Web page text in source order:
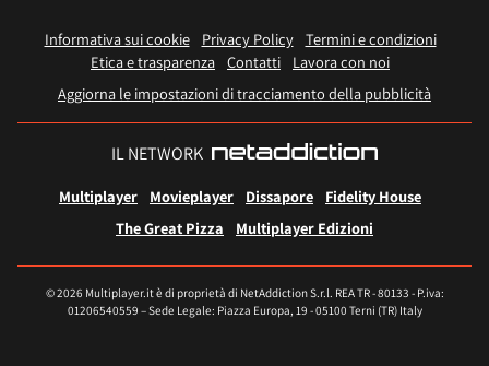
Informativa sui cookie Privacy Policy
Termini e condizioni
Etica e trasparenza Contatti
Lavora con noi
Aggiorna le impostazioni di tracciamento della pubblicità
IL NETWORK
Multiplayer Movieplayer Dissapore
Fidelity House
The Great Pizza
Multiplayer Edizioni
© 2026 Multiplayer.it è di proprietà di NetAddiction S.r.l. REA TR - 80133 - P.iva:
01206540559 – Sede Legale: Piazza Europa, 19 - 05100 Terni (TR) Italy